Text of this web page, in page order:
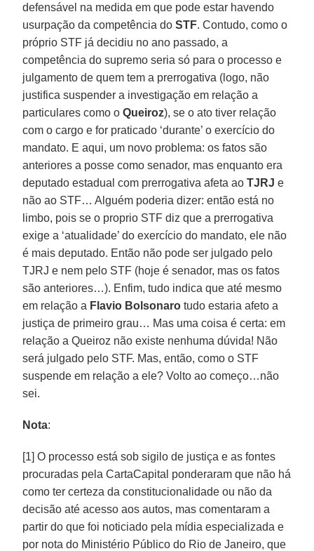
defensável na medida em que pode estar havendo
usurpação da competência doSTF. Contudo, como o
próprio STF já decidiu no ano passado, a
competência do supremo seria só para o processo e
julgamento de quem tem a prerrogativa (logo, não
justifica suspender a investigação em relação a
particulares como oQueiroz), se o ato tiver relação
com o cargo e for praticado ‘durante’ o exercício do
mandato. E aqui, um novo problema: os fatos são
anteriores a posse como senador, mas enquanto era
deputado estadual com prerrogativa afeta aoTJRJ e
não ao STF… Alguém poderia dizer: então está no
limbo, pois se o proprio STF diz que a prerrogativa
exige a ‘atualidade’ do exercício do mandato, ele não
é mais deputado. Então não pode ser julgado pelo
TJRJ e nem pelo STF (hoje é senador, mas os fatos
são anteriores…). Enfim, tudo indica que até mesmo
em relação a Flavio Bolsonaro tudo estaria afeto a
justiça de primeiro grau… Mas uma coisa é certa: em
relação a Queiroz não existe nenhuma dúvida! Não
será julgado pelo STF. Mas, então, como o STF
suspende em relação a ele? Volto ao começo…não
sei.
Nota:
[1] O processo está sob sigilo de justiça e as fontes
procuradas pela CartaCapital ponderaram que não há
como ter certeza da constitucionalidade ou não da
decisão até acesso aos autos, mas comentaram a
partir do que foi noticiado pela mídia especializada e
por nota do Ministério Público do Rio de Janeiro, que